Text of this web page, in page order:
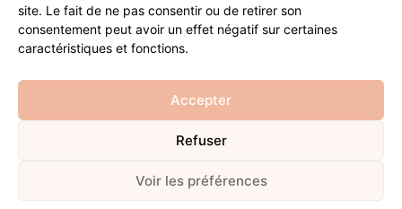
site. Le fait de ne pas consentir ou de retirer son
consentement peut avoir un effet négatif sur certaines
caractéristiques et fonctions.
Accepter
Refuser
Voir les préférences
20B Grand Rue 68180 Horbourg-Wihr
06 84 93 03 01
contact@valentinepoulain.com
Développement